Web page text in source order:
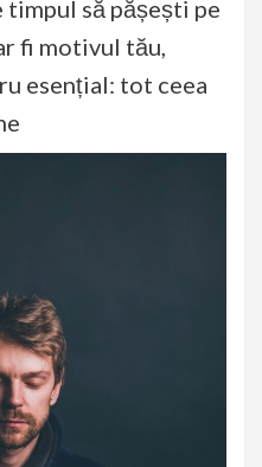
timpul să pășești pe
fi motivul tău,
esențial: tot ceea